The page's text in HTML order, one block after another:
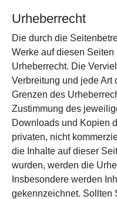
Urheberrecht
Die durch die
Werke auf diesen
Urheberrecht. Die
Verbreitung und jede Art
Grenzen des
Zustimmung des
Downloads und Kopien
privaten, nicht
die Inhalte auf dieser
wurden, werden die
Insbesondere werden
gekennzeichnet. Sollten